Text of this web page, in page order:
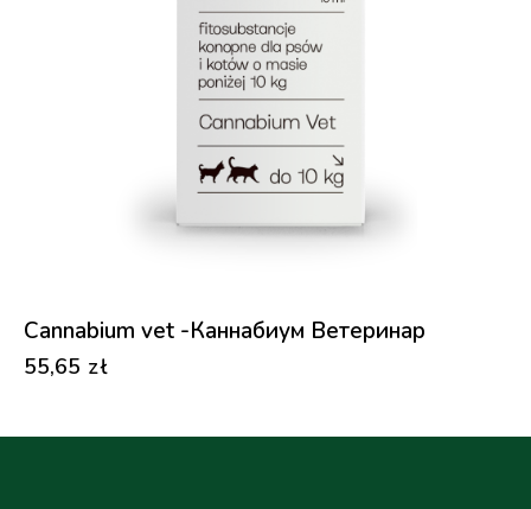
Cannabium vet -Каннабиум Ветеринар
55,65 zł